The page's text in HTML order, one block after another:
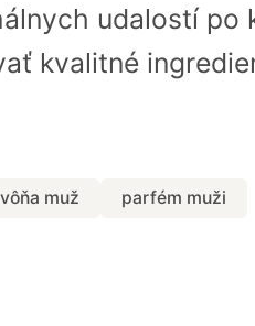
udalostí po
kvalitné
muž parfém muži